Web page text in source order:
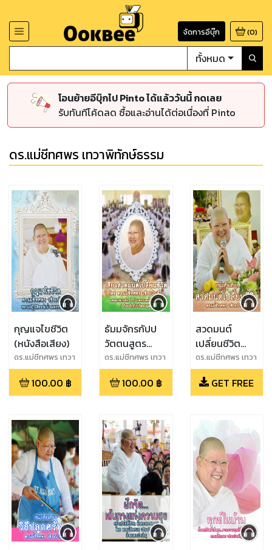
จัดการอีบุ๊ก (0)
ทั้งหมด
โอนย้ายอีบุ๊กไป Pinto ได้แล้ววันนี้ กดเลย
รับทันทีโค้ดลด ซื้อและอ่านได้ต่อเนื่องที่ Pinto
ดร.แม่ชีทศพร เทวาพิทักษ์ธรรม
กุญแจไขชีวิต
(หนังสือเสียง)
ดร.แม่ชีทศพร เทวา
พิทักษ์ธรรม
100.00 ฿
ธัมมจักรกัปป
วัตตนสูตร
(หนังสือเสียง)
ดร.แม่ชีทศพร เทวา
พิทักษ์ธรรม
100.00 ฿
สวดมนต์
เปลี่ยนชีวิต
(หนังสือเสียง)
ดร.แม่ชีทศพร เทวา
พิทักษ์ธรรม
GET FREE